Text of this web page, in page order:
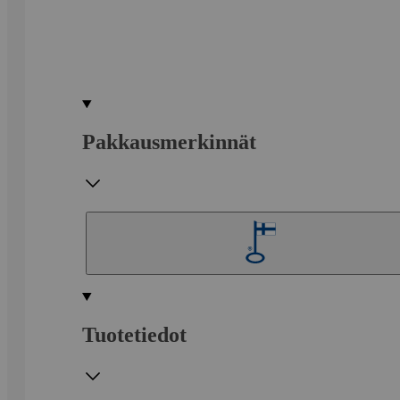
Pakkausmerkinnät
Tuotetiedot